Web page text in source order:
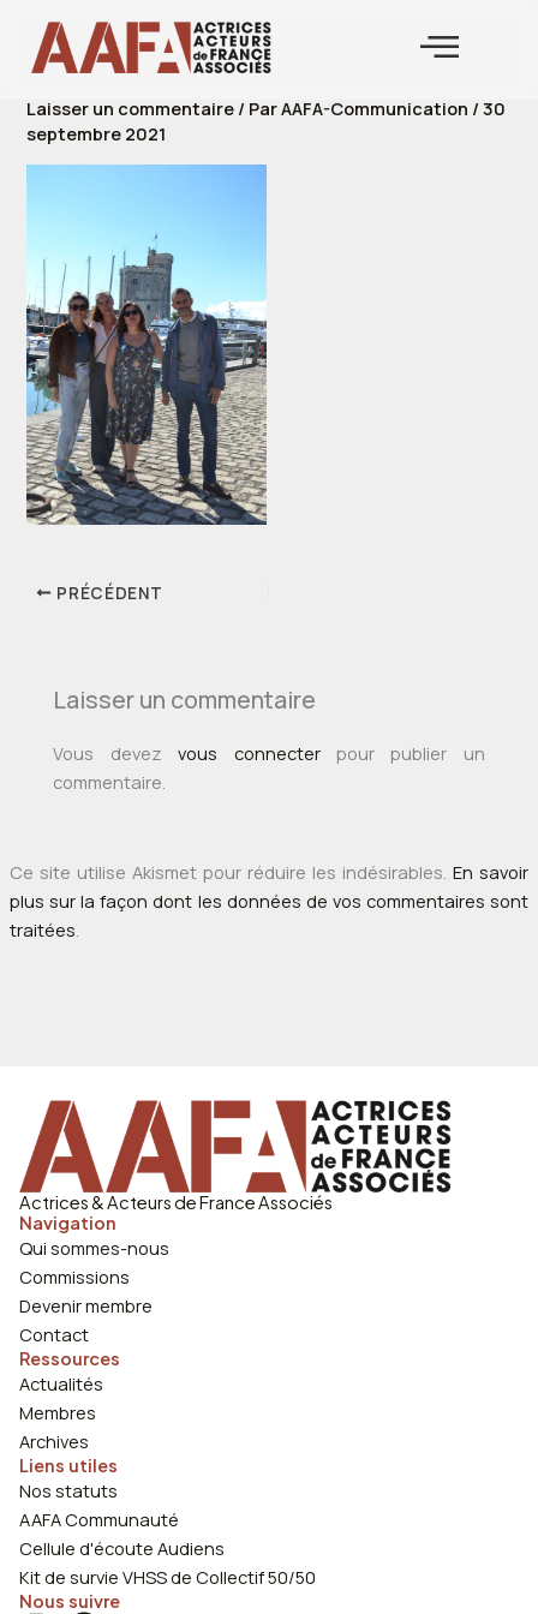
contenu
Laisser un commentaire / ParAAFA-Communication /30
septembre 2021
PRÉCÉDENT
Laisser un commentaire
Vous devezvous connecterpour publier un
commentaire.
Ce site utilise Akismet pour réduire les indésirables.En savoir
plus sur la façon dont les données de vos commentaires sont
traitées
Actrices & Acteurs de France Associés
Navigation
Qui sommes-nous
Commissions
Devenir membre
Contact
Ressources
Actualités
Membres
Archives
Liens utiles
Nos statuts
AAFA Communauté
Cellule d'écoute Audiens
Kit de survie VHSS de Collectif 50/50
Nous suivre